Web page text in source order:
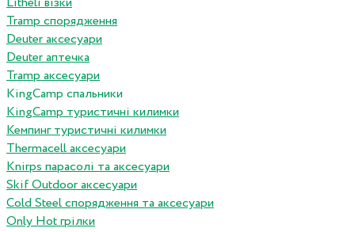
Tramp спорядження
Deuter аксесуари
Deuter аптечка
Tramp аксесуари
KingCamp спальники
KingCamp туристичні килимки
Кемпинг туристичні килимки
Thermacell аксесуари
Knirps парасолі та аксесуари
Skif Outdoor аксесуари
Cold Steel спорядження та аксесуари
Only Hot грілки